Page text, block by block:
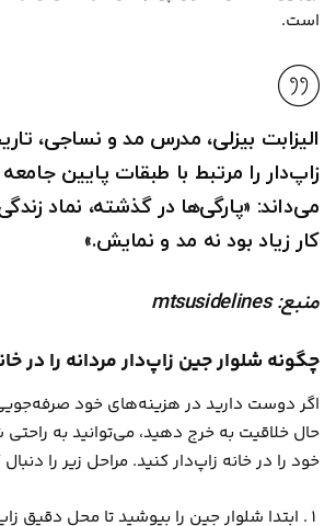
است.
الیزابت بیزلی، مدرس مد و نساجی،
زاپ‌دار را مرتبط با طبقات پایین
می‌داند: «پارگی‌ها در گذشته‌، نماد
کار زیاد بود نه مد و نمایش.»
منبع: mtsusidelines
چگونه شلوار جین زاپ‌دار مردانه را در
اگر دوست دارید در هزینه‌های خود
حال خلاقیت به خرج دهید، می‌توانید به
خود را در خانه زاپ‌دار کنید. مراحل زیر را
ابتدا شلوار جین را بپوشید تا محل دقیق